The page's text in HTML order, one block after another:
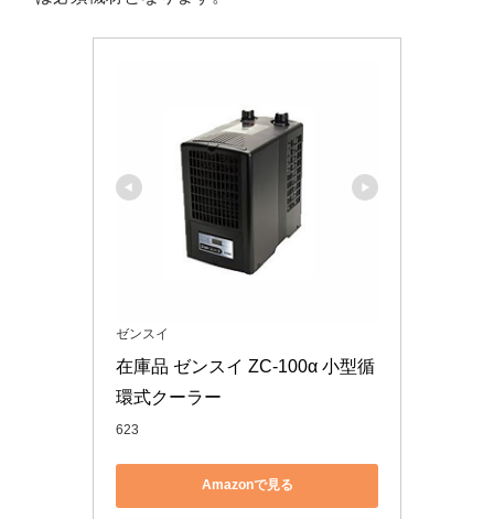
ゼンスイ
在庫品 ゼンスイ ZC-100α 小型循
環式クーラー
623
Amazonで見る